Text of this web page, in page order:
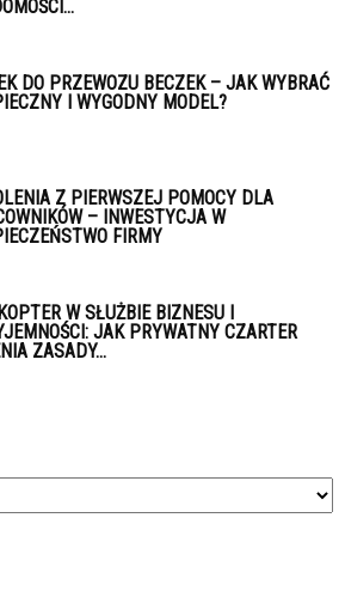
DO PRZEWOZU BECZEK – JAK WYBRAĆ
I WYGODNY MODEL?
Z PIERWSZEJ POMOCY DLA
– INWESTYCJA W
FIRMY
W SŁUŻBIE BIZNESU I
JAK PRYWATNY CZARTER
ZASADY...